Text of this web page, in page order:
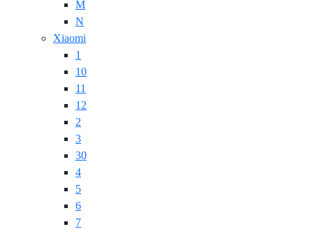
M
N
Xiaomi
1
10
11
12
2
3
30
4
5
6
7